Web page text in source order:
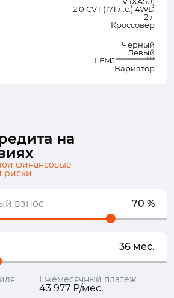
2.0 CVT (171 л.с.) 4WD
2 л
Кроссовер
Черный
Левый
LFMJ*************
Вариатор
на
финансовые
риски
взнос 70 %
36 мес.
Ежемесячный платеж
43 977 ₽/мес.